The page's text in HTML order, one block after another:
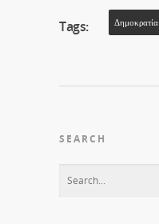
Tags: Δημοκρατία
SEARCH